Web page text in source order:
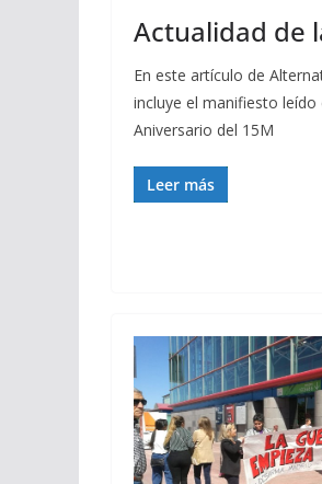
Actualidad de
En este artículo de
incluye el manifiesto leído
Aniversario del 15M
Leer más